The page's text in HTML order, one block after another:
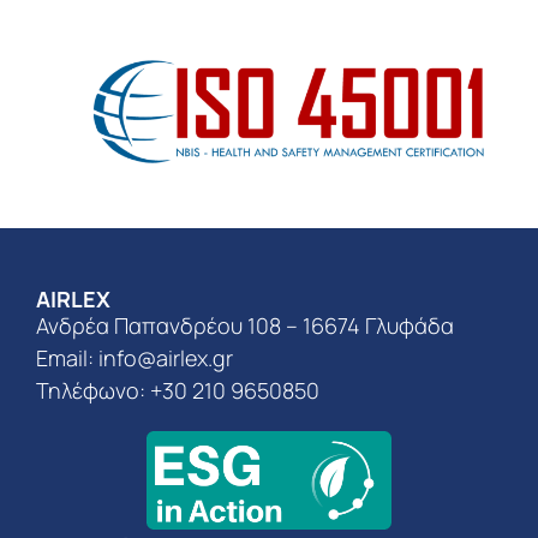
AIRLEX
Ανδρέα Παπανδρέου 108 – 16674 Γλυφάδα
Email: info@airlex.gr
Τηλέφωνο: +30 210 9650850